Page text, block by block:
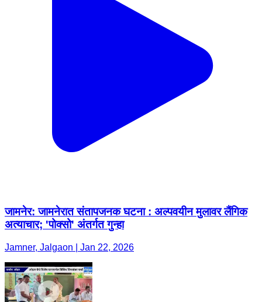
जामनेर: जामनेरात संतापजनक घटना : अल्पवयीन मुलावर लैंगिक
अत्याचार; 'पोक्सो' अंतर्गत गुन्हा
Jamner, Jalgaon | Jan 22, 2026